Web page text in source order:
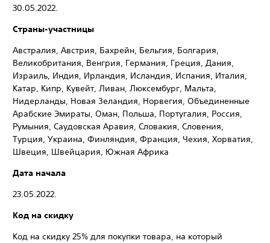
30.05.2022.
Страны-участницы
Австралия, Австрия, Бахрейн, Бельгия, Болгария,
Великобритания, Венгрия, Германия, Греция, Дания,
Израиль, Индия, Ирландия, Исландия, Испания, Италия,
Катар, Кипр, Кувейт, Ливан, Люксембург, Мальта,
Нидерланды, Новая Зеландия, Норвегия, Объединенные
Арабские Эмираты, Оман, Польша, Португалия, Россия,
Румыния, Саудовская Аравия, Словакия, Словения,
Турция, Украина, Финляндия, Франция, Чехия, Хорватия,
Швеция, Швейцария, Южная Африка
Дата начала
23.05.2022.
Код на скидку
Код на скидку 25% для покупки товара, на который